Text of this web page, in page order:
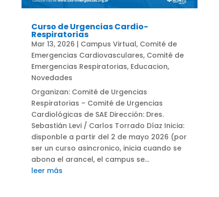
Curso de Urgencias Cardio-
Respiratorias
Mar 13, 2026 | Campus Virtual, Comité de
Emergencias Cardiovasculares, Comité de
Emergencias Respiratorias, Educacion,
Novedades
Organizan: Comité de Urgencias
Respiratorias – Comité de Urgencias
Cardiológicas de SAE Dirección: Dres.
Sebastián Levi / Carlos Torrado Díaz Inicia:
disponble a partir del 2 de mayo 2026 (por
ser un curso asincronico, inicia cuando se
abona el arancel, el campus se...
leer más